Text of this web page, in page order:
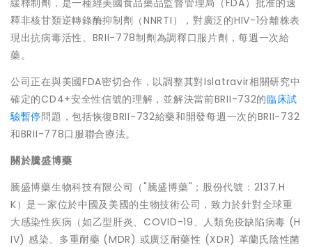
釋非核甘類逆轉錄酶抑制劑（NNRTI），對廣泛的HIV-1分離株表
現出抗病毒活性。BRII-778制劑為調釋口服片劑，每週一次給
藥。
公司正在與美國FDA密切合作，以調整其對Islatravir相關研究中
確定的CD4+安全性信號的理解，並解決當前BRII-732的臨床試
驗暫停問題，包括恢復BRII-732給藥和開發每週一次的BRII-732
和BRII-778口服聯合療法。
關於騰盛博藥
騰盛博藥生物科技有限公司（"騰盛博藥"；股份代號：2137.H
K）是一家位於中國及美國的生物技術公司，致力於針對全球重
大感染性疾病（如乙型肝炎、COVID-19、人類免疫缺陷病毒 (H
IV) 感染、多重耐藥 (MDR) 或廣泛耐藥性 (XDR) 革蘭氏陰性菌